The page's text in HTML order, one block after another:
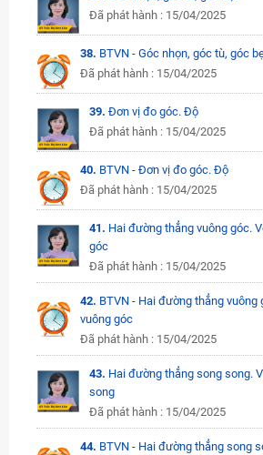
Đã phát hành : 15/04/2025
38. BTVN - Góc nhọn, góc tù, góc
Đã phát hành : 15/04/2025
39. Đơn vị đo góc. Độ
Đã phát hành : 15/04/2025
40. BTVN - Đơn vị đo góc. Độ
Đã phát hành : 15/04/2025
41. Hai đường thẳng vuông góc.
góc
Đã phát hành : 15/04/2025
42. BTVN - Hai đường thẳng
vuông góc
Đã phát hành : 15/04/2025
43. Hai đường thẳng song song.
song
Đã phát hành : 15/04/2025
44. BTVN - Hai đường thẳng song